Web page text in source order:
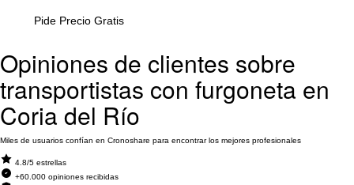
Pide Precio Gratis
Opiniones de clientes sobre
transportistas con furgoneta en
Coria del Río
Miles de usuarios confían en Cronoshare para encontrar los mejores profesionales
4.8/5 estrellas
+60.000 opiniones recibidas